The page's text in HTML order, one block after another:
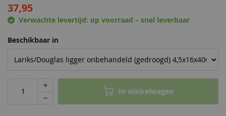
37,95
Verwachte levertijd: op voorraad – snel leverbaar
Beschikbaar in
In winkelwagen